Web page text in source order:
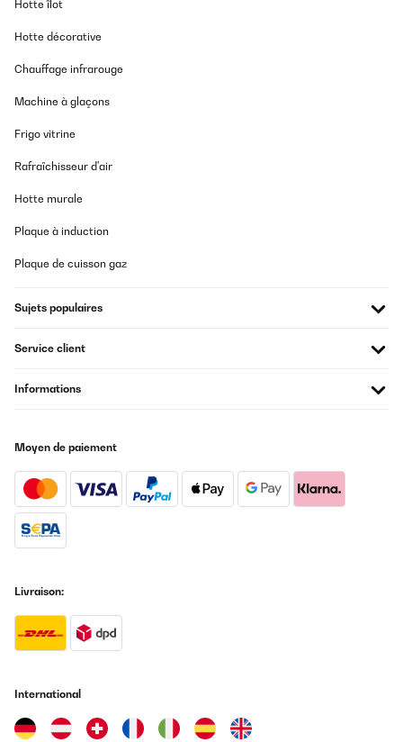
Hotte îlot
Hotte décorative
Chauffage infrarouge
Machine à glaçons
Frigo vitrine
Rafraîchisseur d'air
Hotte murale
Plaque à induction
Plaque de cuisson gaz
Sujets populaires
Service client
Informations
Moyen de paiement
Livraison:
International